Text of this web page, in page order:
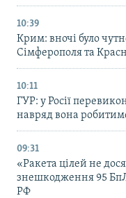
10:39
Крим: вночі було
Сімферополя та
10:11
ГУР: у Росії
навряд вона
09:31
«Ракета цілей не
знешкодження 95
РФ